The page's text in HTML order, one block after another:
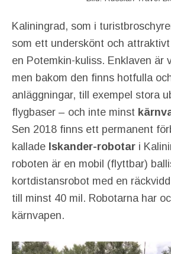
Kaliningrad, som i
som ett underskönt och
en Potemkin-kuliss. Enklaven är
men bakom den finns hotfulla
anläggningar, till exempel stora
flygbaser – och inte minst
Sen 2018 finns ett permanent
kallade Iskander-robotar i
roboten är en mobil (flyttbar)
kortdistansrobot med en
till minst 40 mil. Robotarna har
kärnvapen.